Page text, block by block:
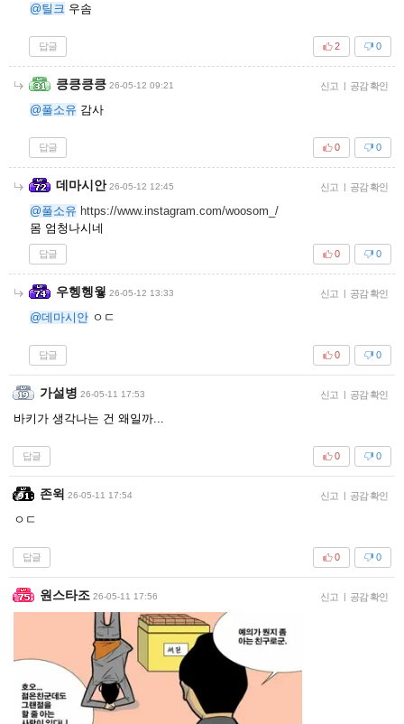
@틸크 우솜
답글 0
2
킁킁킁킁 26-05-12 09:21 신고 | 공감 확인
@풀소유 감사
답글 0
0
데마시안 26-05-12 12:45 신고 | 공감 확인
@풀소유 https://www.instagram.com/woosom_/
몸 엄청나시네
답글 0
0
우헹헹웧 26-05-12 13:33 신고 | 공감 확인
@데마시안 ㅇㄷ
답글 0
0
가설병 26-05-11 17:53 신고 | 공감 확인
바키가 생각나는 건 왜일까...
답글 0
0
존윅 26-05-11 17:54 신고 | 공감 확인
ㅇㄷ
답글 0
0
원스타조 26-05-11 17:56 신고 | 공감 확인